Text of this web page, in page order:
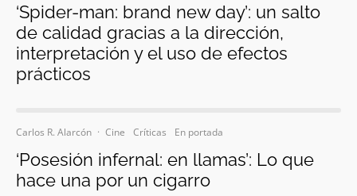
‘Spider-man: brand new day’: un salto
de calidad gracias a la dirección,
interpretación y el uso de efectos
prácticos
Carlos R. Alarcón · Cine Críticas En portada
‘Posesión infernal: en llamas’: Lo que
hace una por un cigarro